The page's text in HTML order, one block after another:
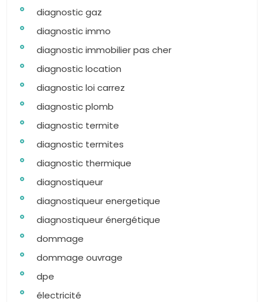
diagnostic gaz
diagnostic immo
diagnostic immobilier pas cher
diagnostic location
diagnostic loi carrez
diagnostic plomb
diagnostic termite
diagnostic termites
diagnostic thermique
diagnostiqueur
diagnostiqueur energetique
diagnostiqueur énergétique
dommage
dommage ouvrage
dpe
électricité